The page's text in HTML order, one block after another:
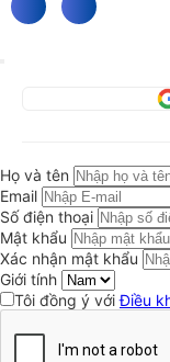
Họ và tên
Email
Số điện thoại
Mật khẩu
Xác nhận mật khẩu
Giới tính
Tôi đồng ý vớiĐiều